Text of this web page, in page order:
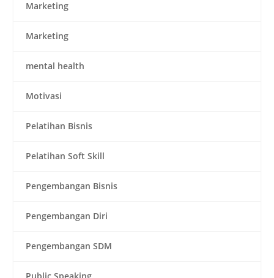
Marketing
Marketing
mental health
Motivasi
Pelatihan Bisnis
Pelatihan Soft Skill
Pengembangan Bisnis
Pengembangan Diri
Pengembangan SDM
Public Speaking